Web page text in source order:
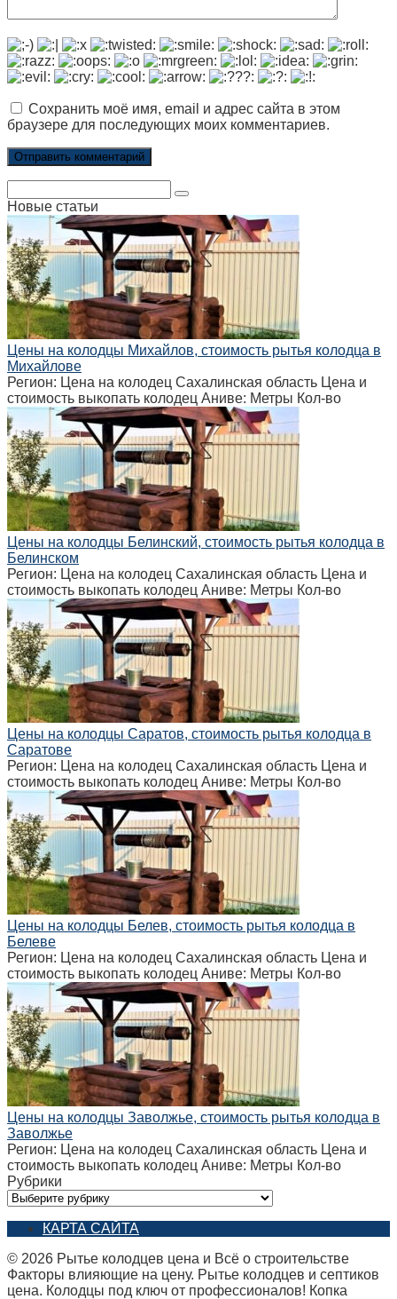
Сохранить моё имя, email и адрес сайта в этом
браузере для последующих моих комментариев.
Новые статьи
Цены на колодцы Михайлов, стоимость рытья колодца в
Михайлове
Регион: Цена на колодец Сахалинская область Цена и
стоимость выкопать колодец Аниве: Метры Кол-во
Цены на колодцы Белинский, стоимость рытья колодца в
Белинском
Регион: Цена на колодец Сахалинская область Цена и
стоимость выкопать колодец Аниве: Метры Кол-во
Цены на колодцы Саратов, стоимость рытья колодца в
Саратове
Регион: Цена на колодец Сахалинская область Цена и
стоимость выкопать колодец Аниве: Метры Кол-во
Цены на колодцы Белев, стоимость рытья колодца в
Белеве
Регион: Цена на колодец Сахалинская область Цена и
стоимость выкопать колодец Аниве: Метры Кол-во
Цены на колодцы Заволжье, стоимость рытья колодца в
Заволжье
Регион: Цена на колодец Сахалинская область Цена и
стоимость выкопать колодец Аниве: Метры Кол-во
Рубрики
Рубрики
КАРТА САЙТА
© 2026 Рытье колодцев цена и Всё о строительстве
Факторы влияющие на цену. Рытье колодцев и септиков
цена. Колодцы под ключ от профессионалов! Копка